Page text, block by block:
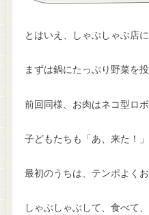
とはいえ、しゃぶしゃぶ店
まずは鍋にたっぷり野菜を
前回同様、お肉はネコ型ロ
子どもたちも「あ、来た！
最初のうちは、テンポよく
しゃぶしゃぶして、食べて